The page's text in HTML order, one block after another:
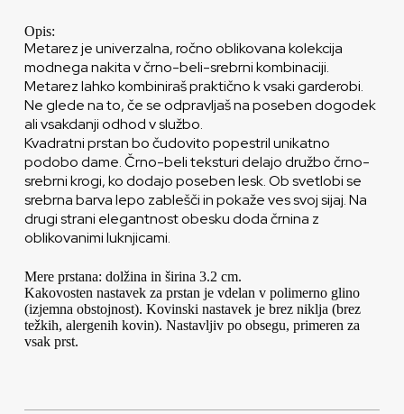
Opis:
Metarez je univerzalna, ročno oblikovana kolekcija
modnega nakita v črno-beli-srebrni kombinaciji.
Metarez lahko kombiniraš praktično k vsaki garderobi.
Ne glede na to, če se odpravljaš na poseben dogodek
ali vsakdanji odhod v službo.
Kvadratni prstan bo čudovito popestril unikatno
podobo dame. Črno-beli teksturi delajo družbo črno-
srebrni krogi, ko dodajo poseben lesk. Ob svetlobi se
srebrna barva lepo zablešči in pokaže ves svoj sijaj. Na
drugi strani elegantnost obesku doda črnina z
oblikovanimi luknjicami.
Mere prstana: dolžina in širina 3.2 cm.
Kakovosten nastavek za prstan je vdelan v polimerno glino
(izjemna obstojnost). Kovinski nastavek je brez niklja (brez
težkih, alergenih kovin). Nastavljiv po obsegu, primeren za
vsak prst.